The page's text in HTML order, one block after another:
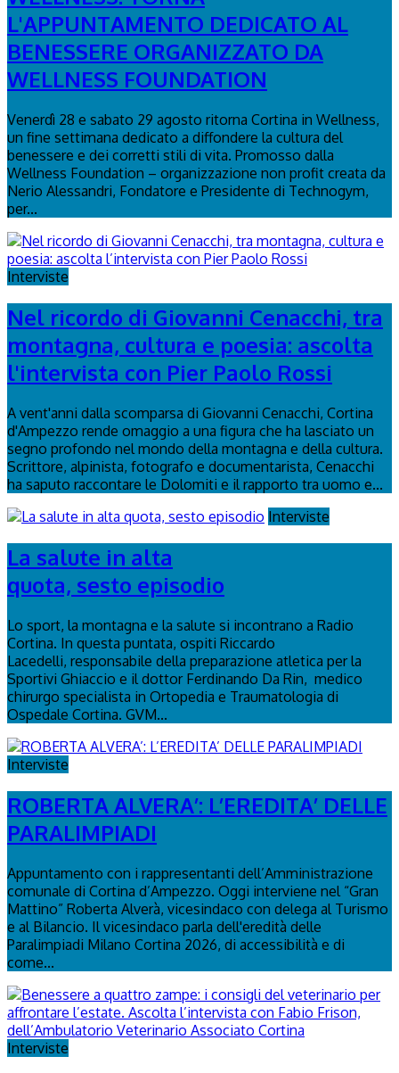
L'APPUNTAMENTO DEDICATO AL
BENESSERE ORGANIZZATO DA
WELLNESS FOUNDATION
Venerdì 28 e sabato 29 agosto ritorna Cortina in Wellness,
un fine settimana dedicato a diffondere la cultura del
benessere e dei corretti stili di vita. Promosso dalla
Wellness Foundation – organizzazione non profit creata da
Nerio Alessandri, Fondatore e Presidente di Technogym,
per...
Interviste
Nel ricordo di Giovanni Cenacchi, tra
montagna, cultura e poesia: ascolta
l'intervista con Pier Paolo Rossi
A vent'anni dalla scomparsa di Giovanni Cenacchi, Cortina
d'Ampezzo rende omaggio a una figura che ha lasciato un
segno profondo nel mondo della montagna e della cultura.
Scrittore, alpinista, fotografo e documentarista, Cenacchi
ha saputo raccontare le Dolomiti e il rapporto tra uomo e...
Interviste
La salute in alta
quota, sesto episodio
Lo sport, la montagna e la salute si incontrano a Radio
Cortina. In questa puntata, ospiti Riccardo
Lacedelli, responsabile della preparazione atletica per la
Sportivi Ghiaccio e il dottor Ferdinando Da Rin, medico
chirurgo specialista in Ortopedia e Traumatologia di
Ospedale Cortina. GVM...
Interviste
ROBERTA ALVERA’: L’EREDITA’ DELLE
PARALIMPIADI
Appuntamento con i rappresentanti dell’Amministrazione
comunale di Cortina d’Ampezzo. Oggi interviene nel “Gran
Mattino” Roberta Alverà, vicesindaco con delega al Turismo
e al Bilancio. Il vicesindaco parla dell'eredità delle
Paralimpiadi Milano Cortina 2026, di accessibilità e di
come...
Interviste